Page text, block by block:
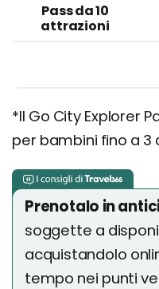
Pass da 10
attrazioni
*Il Go City Explorer
per bambini fino a 3
Prenotalo in
soggette a
acquistandolo
tempo nei punti